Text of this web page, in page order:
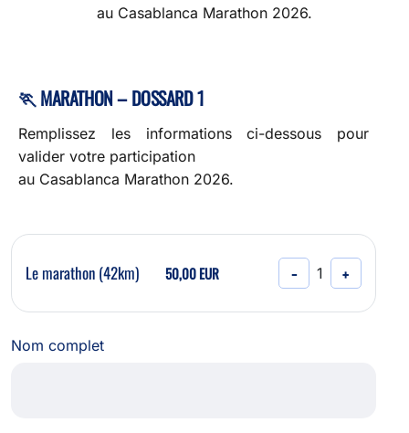
au Casablanca Marathon 2026.
🏃 MARATHON – DOSSARD 1
Remplissez les informations ci-dessous pour
valider votre participation
au Casablanca Marathon 2026.
Le marathon (42km) 50,00 EUR − 1 +
Nom complet